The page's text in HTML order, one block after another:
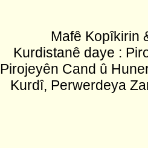
Mafê Kopîkirin
Kurdistanê daye :
Pirojeyên Cand û
Kurdî, Perwerdeya